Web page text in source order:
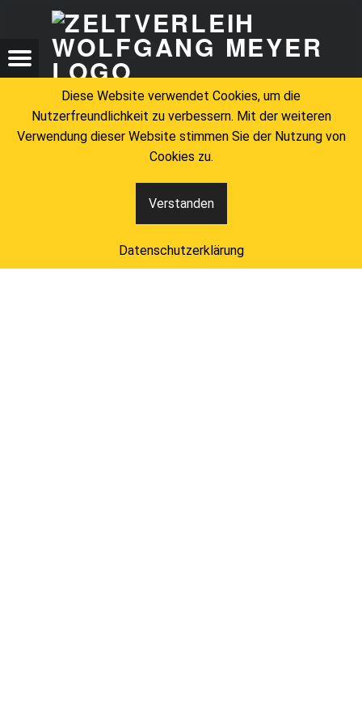
TOILETTENWAGEN – ZELTVERLEIH WOLFGANG MEYER
ZELTVERLEIH WOLFGANG MEYER
Menu
navigation
Toilettenwagen
Diese Website verwendet Cookies, um die
Nutzerfreundlichkeit zu verbessern. Mit der weiteren
Verwendung dieser Website stimmen Sie der Nutzung von
Cookies zu.
Verstanden
Datenschutzerklärung